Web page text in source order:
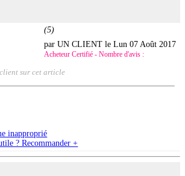
(5)
par UN CLIENT leLun 07 Août 2017
Acheteur Certifié - Nombre d'avis :
sur cet article
inapproprié
? Recommander +